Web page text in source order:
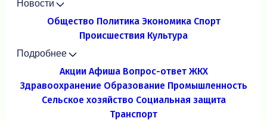
Новости
Общество Политика Экономика Спорт
Происшествия Культура
Подробнее
Акции Афиша Вопрос-ответ ЖКХ
Здравоохранение Образование Промышленность
Сельское хозяйство Социальная защита
Транспорт